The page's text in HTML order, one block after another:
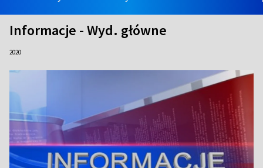
Informacje - Wyd. główne
2020